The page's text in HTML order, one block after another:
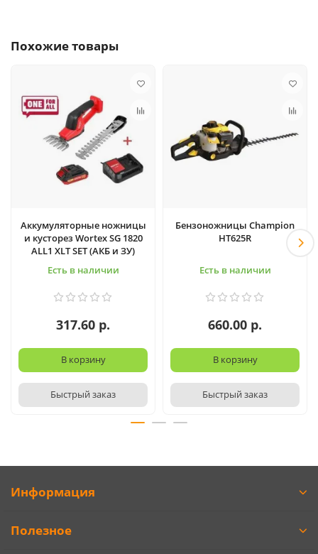
Похожие товары
Аккумуляторные ножницы
и кусторез Wortex SG 1820
ALL1 XLT SET (АКБ и ЗУ)
Есть в наличии
317.60 р.
В корзину
Быстрый заказ
Бензоножницы Champion
HT625R
Есть в наличии
660.00 р.
В корзину
Быстрый заказ
Информация
Полезное